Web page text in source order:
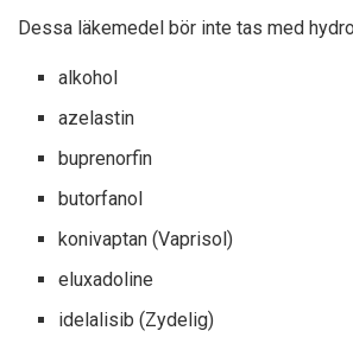
Dessa läkemedel bör inte tas med
alkohol
azelastin
buprenorfin
butorfanol
konivaptan (Vaprisol)
eluxadoline
idelalisib (Zydelig)